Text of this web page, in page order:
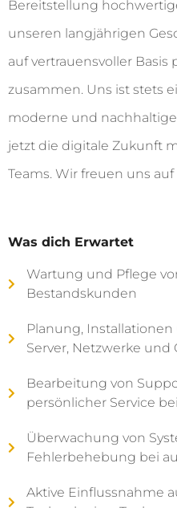
Bereitstellung
unseren langjährigen
auf vertrauensvoller Basis
zusammen. Uns ist stets
moderne und
jetzt die digitale Zukunft
Teams. Wir freuen uns
Was dich Erwartet
Wartung und Pflege
Bestandskunden
Planung,
Server, Netzwerke und
Bearbeitung von
persönlicher Service
Überwachung von
Fehlerbehebung bei
Aktive Einflussnahme